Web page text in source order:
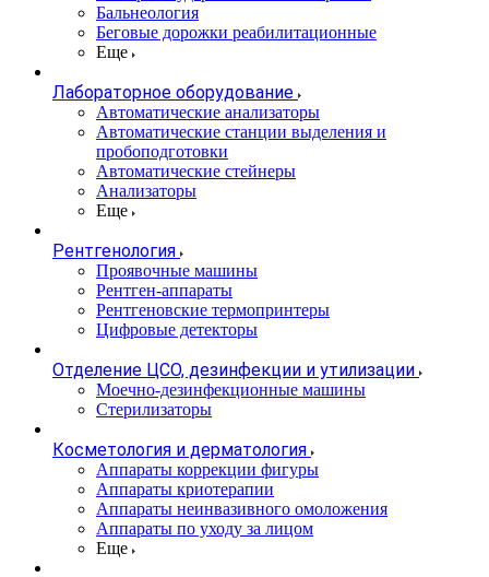
Бальнеология
Беговые дорожки реабилитационные
Еще
Лабораторное оборудование
Автоматические анализаторы
Автоматические станции выделения и
пробоподготовки
Автоматические стейнеры
Анализаторы
Еще
Рентгенология
Проявочные машины
Рентген-аппараты
Рентгеновские термопринтеры
Цифровые детекторы
Отделение ЦСО, дезинфекции и утилизации
Моечно-дезинфекционные машины
Стерилизаторы
Косметология и дерматология
Аппараты коррекции фигуры
Аппараты криотерапии
Аппараты неинвазивного омоложения
Аппараты по уходу за лицом
Еще